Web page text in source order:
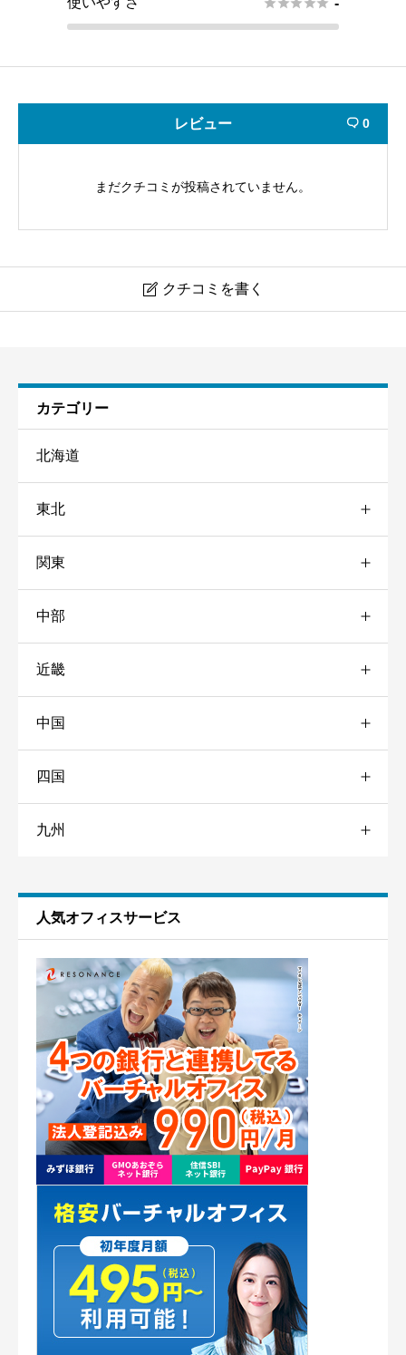
レビュー  0
まだクチコミが投稿されていません。
 クチコミを書く
コスパ
星の数をお選びください
清潔感 必須
星の数をお選びください
スタッフの対応
星の数をお選びください
使いやすさ 必須
クチコミのタイトル 必須
クチコミ内容 必須
カテゴリー
北海道
東北
青森
岩手
秋田
宮城
山形
福島
関東
群馬
東京
新宿
世田谷
品川
銀座
日本橋
秋葉原
赤坂
渋谷
神奈川
横浜市
中部
愛知
静岡
石川
岐阜
近畿
三重
大阪
兵庫
中国
岡山
広島
四国
愛媛
九州
熊本
人気オフィスサービス